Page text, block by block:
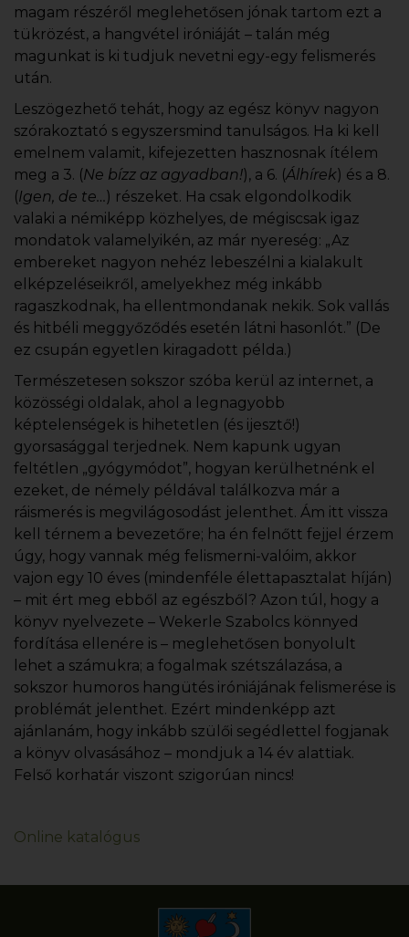
magam részéről meglehetősen jónak tartom ezt a
tükrözést, a hangvétel iróniáját – talán még
magunkat is ki tudjuk nevetni egy-egy felismerés
után.
Leszögezhető tehát, hogy az egész könyv nagyon
szórakoztató s egyszersmind tanulságos. Ha ki kell
emelnem valamit, kifejezetten hasznosnak ítélem
meg a 3. (Ne bízz az agyadban!), a 6. (Álhírek) és a 8.
(Igen, de te…) részeket. Ha csak elgondolkodik
valaki a némiképp közhelyes, de mégiscsak igaz
mondatok valamelyikén, az már nyereség: „Az
embereket nagyon nehéz lebeszélni a kialakult
elképzeléseikről, amelyekhez még inkább
ragaszkodnak, ha ellentmondanak nekik. Sok vallás
és hitbéli meggyőződés esetén látni hasonlót.” (De
ez csupán egyetlen kiragadott példa.)
Természetesen sokszor szóba kerül az internet, a
közösségi oldalak, ahol a legnagyobb
képtelenségek is hihetetlen (és ijesztő!)
gyorsasággal terjednek. Nem kapunk ugyan
feltétlen „gyógymódot”, hogyan kerülhetnénk el
ezeket, de némely példával találkozva már a
ráismerés is megvilágosodást jelenthet. Ám itt vissza
kell térnem a bevezetőre; ha én felnőtt fejjel érzem
úgy, hogy vannak még felismerni-valóim, akkor
vajon egy 10 éves (mindenféle élettapasztalat híján)
– mit ért meg ebből az egészből? Azon túl, hogy a
könyv nyelvezete – Wekerle Szabolcs könnyed
fordítása ellenére is – meglehetősen bonyolult
lehet a számukra; a fogalmak szétszálazása, a
sokszor humoros hangütés iróniájának felismerése is
problémát jelenthet. Ezért mindenképp azt
ajánlanám, hogy inkább szülői segédlettel fogjanak
a könyv olvasásához – mondjuk a 14 év alattiak.
Felső korhatár viszont szigorúan nincs!
Online katalógus